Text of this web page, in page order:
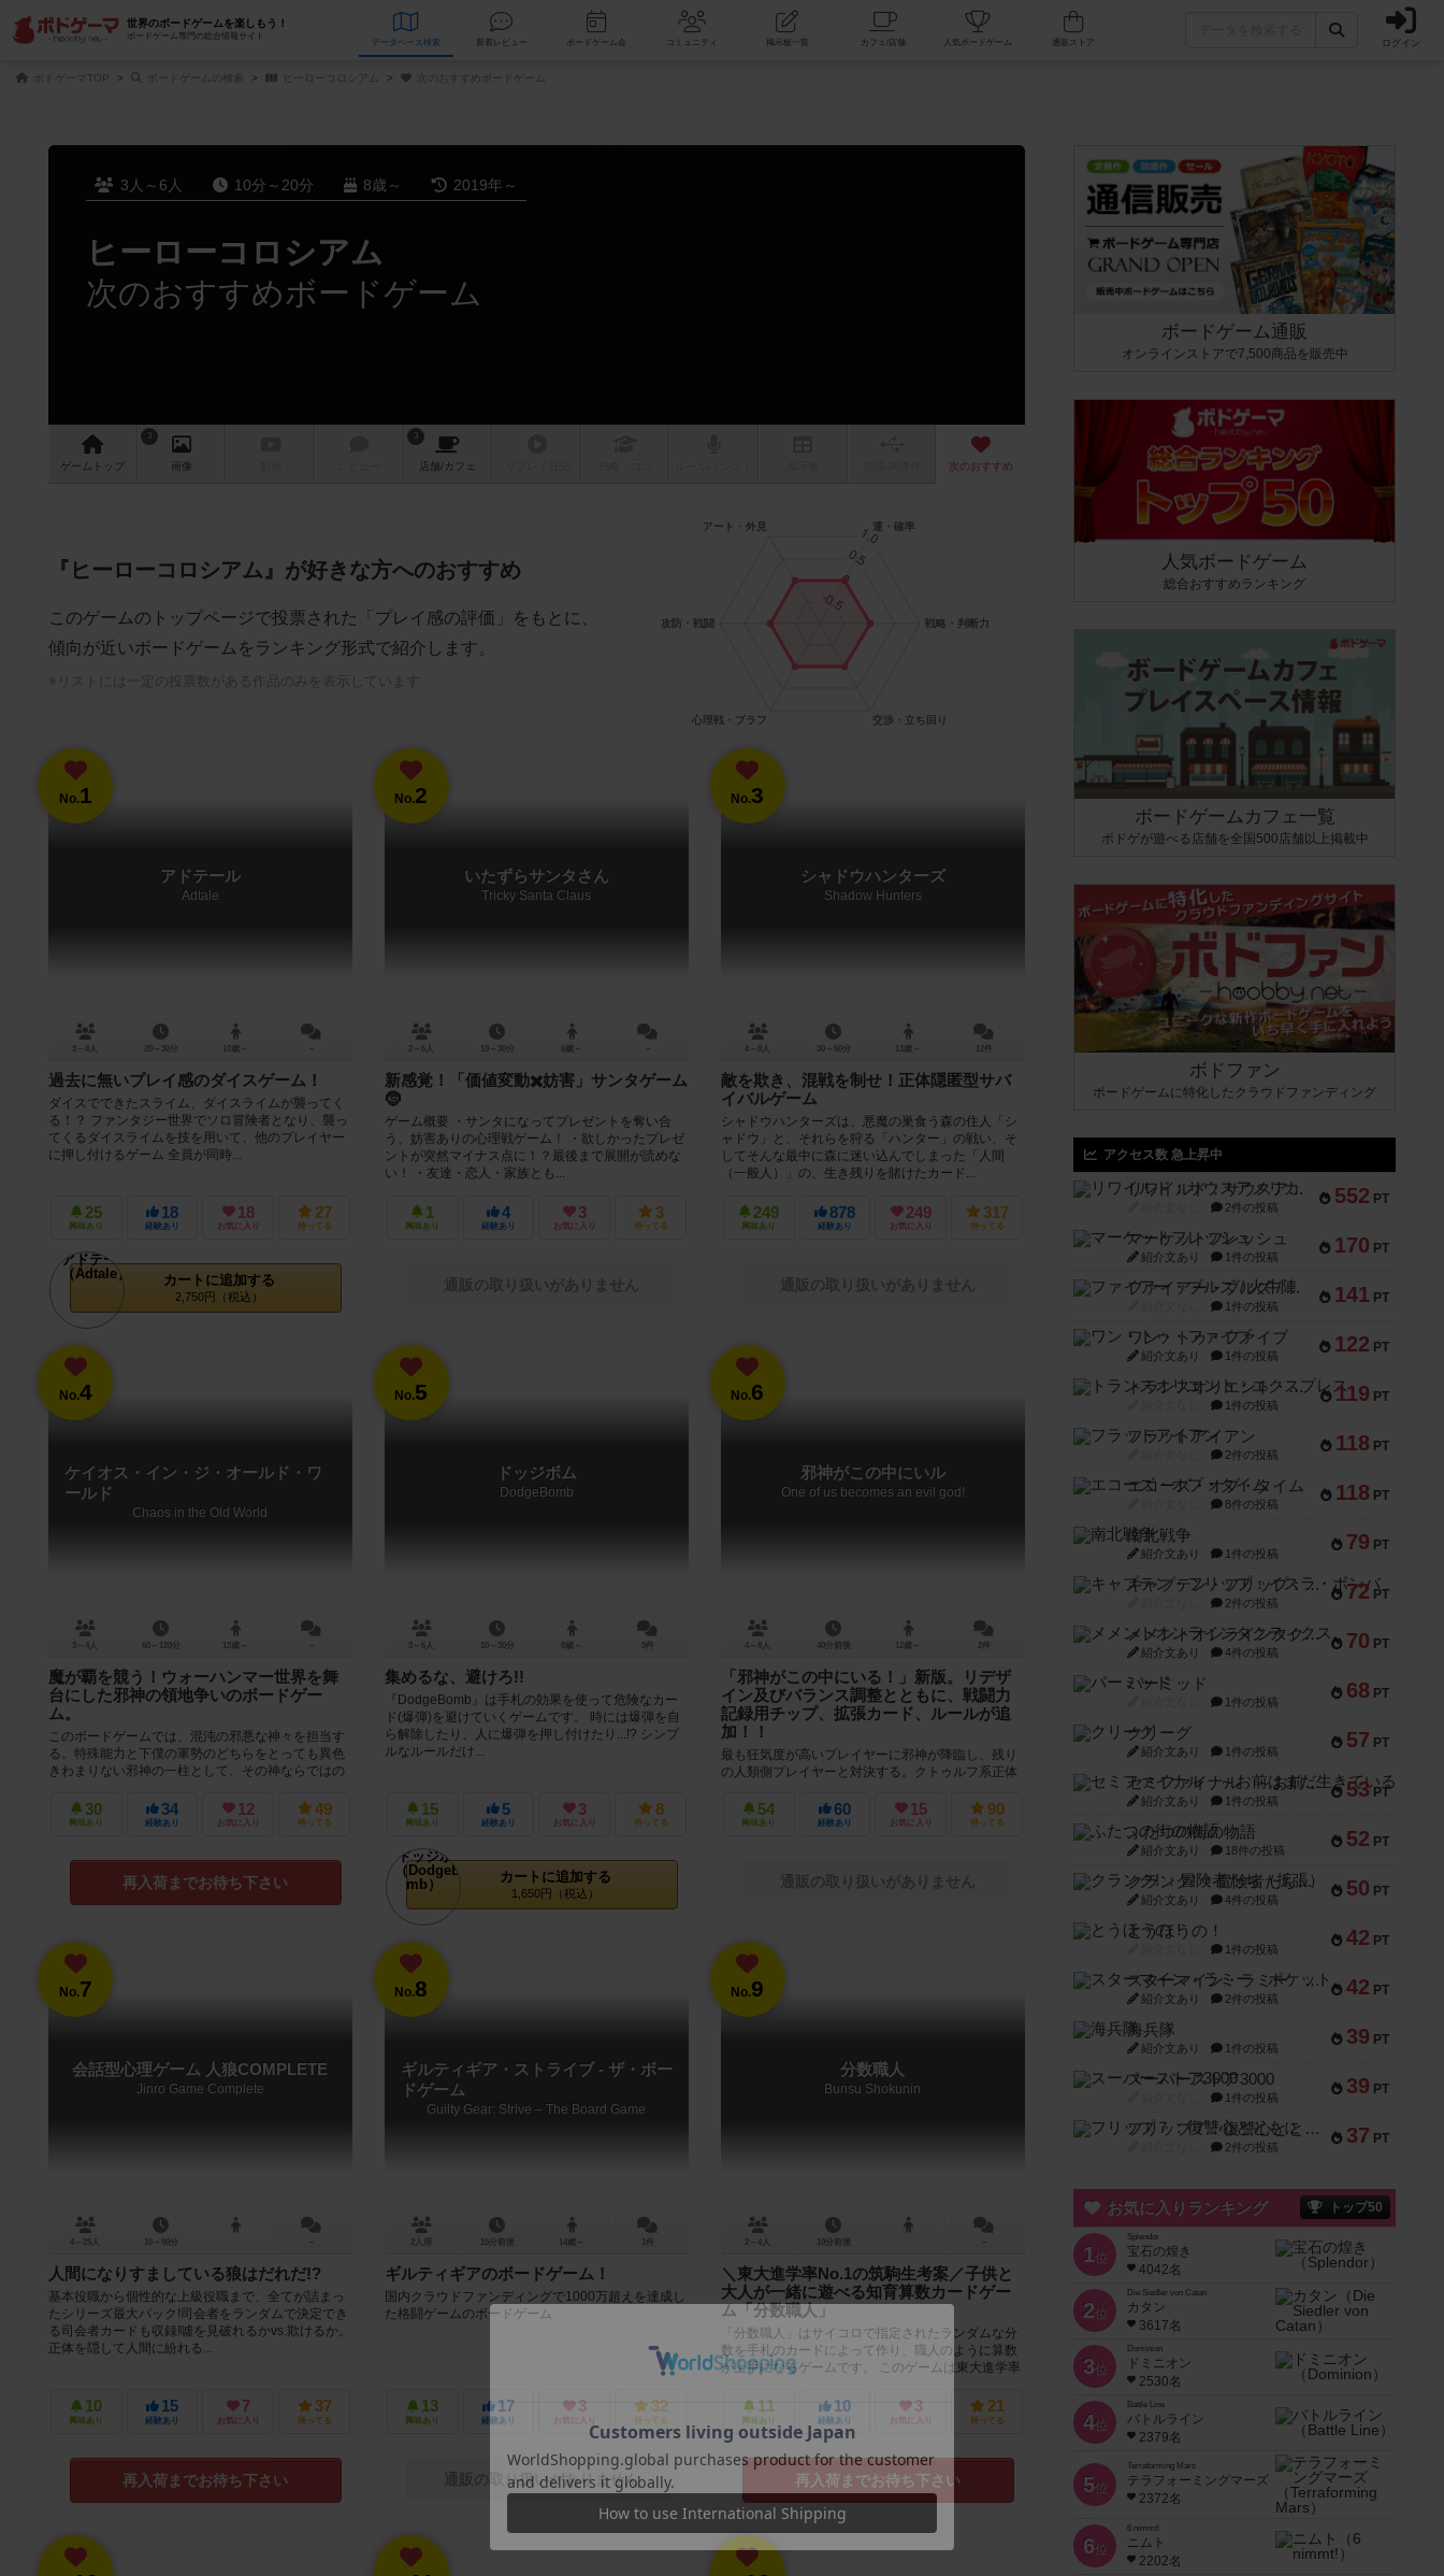
世界のボードゲームを楽しもう！
ボードゲーム専門の総合情報サイト
データベース 検索 新着レビュー ボードゲーム会 コミュニティ 掲示板一覧 カフェ/店舗 人気ボードゲーム ログイン
ボドゲーマTOP ボードゲームの検索 ヒーローコロシアム 次のおすすめボードゲーム
3人～6人 10分～20分 8歳～ 2019年～
ヒーローコロシアム
次のおすすめボードゲーム
ゲーム トップ
3
画像
3
店舗/カフェ 次のおすすめ
『ヒーローコロシアム』が好きな方へのおすすめ
このゲームのトップページで投票された「プレイ感の評価」をもとに、
傾向が近いボードゲームをランキング形式で紹介します。
※リストには一定の投票数がある作品のみを表示しています
No.1
アドテール
Adtale
3～4人 20～30分 10歳～ －
過去に無いプレイ感のダイスゲーム！
ダイスでできたスライム、ダイスライムが襲ってく
る！？ ファンタジー世界でソロ冒険者となり、襲っ
てくるダイスライムを技を用いて、他のプレイヤー
に押し付けるゲーム 全員が同時...
25
興味あり
18
経験あり
18
お気に入り
27
持ってる
カートに追加する
2,750円（税込）
No.2
いたずらサンタさん
Tricky Santa Claus
2～6人 10～30分 6歳～ －
新感覚！「価値変動✖️妨害」サンタゲーム
🤶
ゲーム概要 ・サンタになってプレゼントを奪い合
う、妨害ありの心理戦ゲーム！ ・欲しかったプレゼ
ントが突然マイナス点に！？最後まで展開が読めな
い！ ・友達・恋人・家族とも...
1
興味あり
4
経験あり
3
お気に入り
3
持ってる
通販の取り扱いがありません
No.3
シャドウハンターズ
Shadow Hunters
4～8人 30～60分 13歳～ 12件
敵を欺き、混戦を制せ！正体隠匿型サバ
イバルゲーム
シャドウハンターズは、悪魔の巣食う森の住人「シ
ャドウ」と、それらを狩る「ハンター」の戦い、そ
してそんな最中に森に迷い込んでしまった「人間
（一般人）」の、生き残りを賭けたカード...
249
興味あり
878
経験あり
249
お気に入り
317
持ってる
通販の取り扱いがありません
No.4
ケイオス・イン・ジ・オールド・ワ
ールド
Chaos in the Old World
3～4人 60～120分 13歳～ －
魔が覇を競う！ウォーハンマー世界を舞
台にした邪神の領地争いのボードゲー
ム。
このボードゲームでは、混沌の邪悪な神々を担当す
る。特殊能力と下僕の軍勢のどちらをとっても異色
きわまりない邪神の一柱として、その神ならではの
30
興味あり
34
経験あり
12
お気に入り
49
持ってる
再入荷までお待ち下さい
No.5
ドッジボム
DodgeBomb
3～6人 10～30分 8歳～ 3件
集めるな、避けろ!!
『DodgeBomb』は手札の効果を使って危険なカー
ド(爆弾)を避けていくゲームです。 時には爆弾を自
ら解除したり、人に爆弾を押し付けたり...!? シンプ
ルなルールだけ...
15
興味あり
5
経験あり
3
お気に入り
8
持ってる
カートに追加する
1,650円（税込）
No.6
邪神がこの中にいル
One of us becomes an evil god!
4～8人 40分前後 12歳～ 2件
「邪神がこの中にいる！」新版。リデザ
イン及びバランス調整とともに、戦闘力
記録用チップ、拡張カード、ルールが追
加！！
最も狂気度が高いプレイヤーに邪神が降臨し、残り
の人類側プレイヤーと対決する。クトゥルフ系正体
復活。 カードのリデザイン、ゲーム...
54
興味あり
60
経験あり
15
お気に入り
90
持ってる
通販の取り扱いがありません
No.7
会話型心理ゲーム 人狼COMPLETE
Jinro Game Complete
4～25人 10～90分 －
人間になりすましている狼はだれだ!?
基本役職から個性的な上級役職まで、全てが詰まっ
たシリーズ最大パック!司会者をランダムで決定でき
る司会者カードも収録!噓を見破れるかvs.欺けるか。
正体を隠して人間に紛れる...
10
興味あり
15
経験あり
7
お気に入り
37
持ってる
再入荷までお待ち下さい
No.8
ギルティギア・ストライブ - ザ・ボー
ドゲーム
Guilty Gear: Strive – The Board Game
2人用 15分前後 14歳～ 1件
ギルティギアのボードゲーム！
国内クラウドファンディングで1000万超えを達成し
た格闘ゲームのボードゲーム
13
興味あり
17
経験あり
3
お気に入り
32
持ってる
通販の取り扱いがありません
No.9
分数職人
Bunsu Shokunin
2～4人 10分前後 －
＼東大進学率No.1の筑駒生考案／子供と
大人が一緒に遊べる知育算数カードゲー
ム「分数職人」
「分数職人」はサイコロで指定されたランダムな分
数を手札のカードによって作り、職人のように算数
が上手になるゲームです。 このゲームは東大進学率
11
興味あり
10
経験あり
3
お気に入り
21
持ってる
再入荷までお待ち下さい
ボードゲーム通販
オンラインストアで7,500商品を販売中
人気ボードゲーム
総合おすすめランキング
ボードゲームカフェ一覧
ボドゲが遊べる店舗を全国500店舗以上掲載中
ボドファン
ボードゲームに特化したクラウドファンディング
アクセス数 急上昇中
552 PT
リワイルド：サウスアメリカ
2件の投稿
170 PT
マーケットフレッシュ
紹介文あり 1件の投稿
141 PT
ファイアー・ブルズ / 火牛陣
1件の投稿
122 PT
ワン・トゥ・ファイブ
紹介文あり 1件の投稿
119 PT
トランスオリエント・エクスプレス
1件の投稿
118 PT
フラットアイアン
2件の投稿
118 PT
エコーズ・オブ・タイム
8件の投稿
79 PT
南北戦争
紹介文あり 1件の投稿
72 PT
キャプテン・フリップ：イスラ・ボンバ
2件の投稿
70 PT
メメントオンラインタクティクス
紹介文あり 4件の投稿
68 PT
パーミッド
1件の投稿
57 PT
クリーグ
紹介文あり 1件の投稿
53 PT
セミファイナル ～お前はまだ生きている～
紹介文あり 1件の投稿
52 PT
ふたつの街の物語
紹介文あり 18件の投稿
50 PT
クランク! ：冒険者たち（拡張）
紹介文あり 4件の投稿
42 PT
とうほうの！
1件の投稿
42 PT
スターマイン・ラミー ポケット
紹介文あり 2件の投稿
39 PT
海兵隊
紹介文あり 1件の投稿
39 PT
スーパーストア3000
1件の投稿
37 PT
フリップ７：復讐心とともに
2件の投稿
お気に入りランキング トップ50
1位
Splendor
宝石の煌き
4042名
2位
Die Siedler von Catan
カタン
3617名
3位
Dominion
ドミニオン
2530名
4位
Battle Line
バトルライン
2379名
5位
Terraforming Mars
テラフォーミングマーズ
2372名
6位
6 nimmt!
ニムト
2202名